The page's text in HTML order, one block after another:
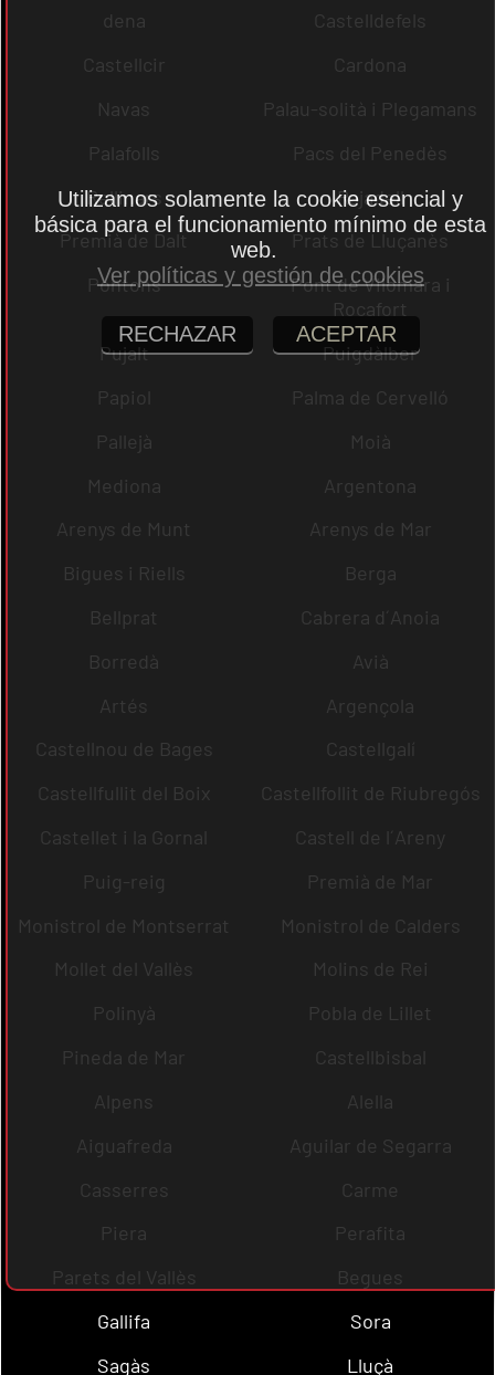
dena
Castelldefels
Castellcir
Cardona
Navas
Palau-solità i Plegamans
Palafolls
Pacs del Penedès
Rellinars
Rajadell
Premià de Dalt
Prats de Lluçanès
Pontons
Pont de Vilomara i
Rocafort
Pujalt
Puigdàlber
Papiol
Palma de Cervelló
Pallejà
Moià
Mediona
Argentona
Arenys de Munt
Arenys de Mar
Bigues i Riells
Berga
Bellprat
Cabrera d´Anoia
Borredà
Avià
Artés
Argençola
Castellnou de Bages
Castellgalí
Castellfullit del Boix
Castellfollit de Riubregós
Castellet i la Gornal
Castell de l´Areny
Puig-reig
Premià de Mar
Monistrol de Montserrat
Monistrol de Calders
Mollet del Vallès
Molins de Rei
Polinyà
Pobla de Lillet
Pineda de Mar
Castellbisbal
Alpens
Alella
Aiguafreda
Aguilar de Segarra
Casserres
Carme
Piera
Perafita
Parets del Vallès
Begues
Gallifa
Sora
Sagàs
Lluçà
Utilizamos solamente la cookie esencial y
básica para el funcionamiento mínimo de esta
web.
Ver políticas y gestión de cookies
RECHAZAR ACEPTAR